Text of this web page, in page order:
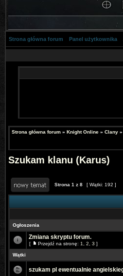
Strona główna forum Panel użytkownika
Strona główna forum » Knight Online » Clany »
Szukam klanu (Karus)
Strona 1 z 8 [ Wątki: 192 ]
Ogłoszenia
Zmiana skryptu forum.
[ Przejdź na stronę: 1 2 3 ]
Wątki
szukam pl ewentualnie